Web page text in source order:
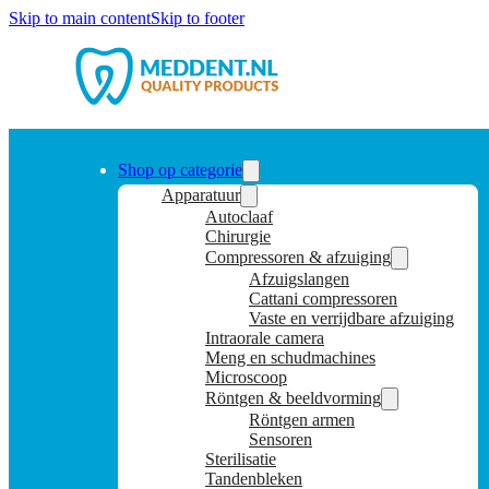
Skip to main contentSkip to footer
Shop op categorie
Apparatuur
Autoclaaf
Chirurgie
Compressoren & afzuiging
Afzuigslangen
Cattani compressoren
Vaste en verrijdbare afzuiging
Intraorale camera
Meng en schudmachines
Microscoop
Röntgen & beeldvorming
Röntgen armen
Sensoren
Sterilisatie
Tandenbleken